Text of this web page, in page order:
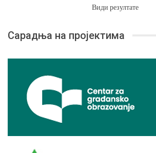
Види резултате
Сарадња на пројектима